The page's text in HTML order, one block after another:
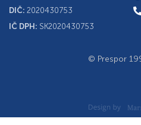
DIČ: 2020430753
IČ DPH: SK2020430753
© Prespor